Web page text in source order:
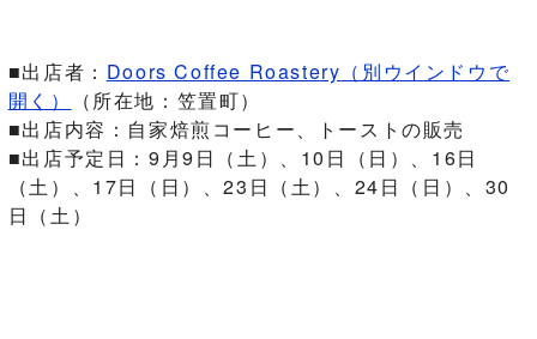
■出店者： Doors Coffee Roastery （別ウインドウで
開く）
（所在地：笠置町）
■出店内容：自家焙煎コーヒー、トーストの販売
■出店予定日：9月9日（土）、10日（日）、16日
（土）、17日（日）、23日（土）、24日（日）、30
日（土）